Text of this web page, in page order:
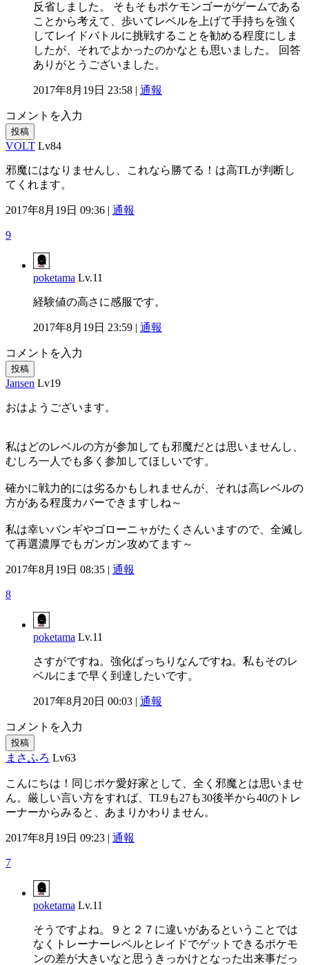
反省しました。 そもそもポケモンゴーがゲームである
ことから考えて、歩いてレベルを上げて手持ちを強く
してレイドバトルに挑戦することを勧める程度にしま
したが、それでよかったのかなとも思いました。 回答
ありがとうございました。
2017年8月19日 23:58 | 通報
コメントを入力
投稿
VOLT Lv84
邪魔にはなりませんし、これなら勝てる！は高TLが判断し
てくれます。
2017年8月19日 09:36 | 通報
9
poketama Lv.11
経験値の高さに感服です。
2017年8月19日 23:59 | 通報
コメントを入力
投稿
Jansen Lv19
おはようございます。
私はどのレベルの方が参加しても邪魔だとは思いませんし、
むしろ一人でも多く参加してほしいです。
確かに戦力的には劣るかもしれませんが、それは高レベルの
方がある程度カバーできますしね～
私は幸いバンギやゴローニャがたくさんいますので、全滅し
て再選濃厚でもガンガン攻めてます～
2017年8月19日 08:35 | 通報
8
poketama Lv.11
さすがですね。強化ばっちりなんですね。私もそのレ
ベルにまで早く到達したいです。
2017年8月20日 00:03 | 通報
コメントを入力
投稿
まさふろ Lv63
こんにちは！同じポケ愛好家として、全く邪魔とは思いませ
ん。厳しい言い方をすれば、TL9も27も30後半から40のトレ
ーナーからみると、あまりかわりません。
2017年8月19日 09:23 | 通報
7
poketama Lv.11
そうですよね。９と２７に違いがあるということでは
なくトレーナーレベルとレイドでゲットできるポケモ
ンの差が大きいなと思うきっかけとなった出来事だっ